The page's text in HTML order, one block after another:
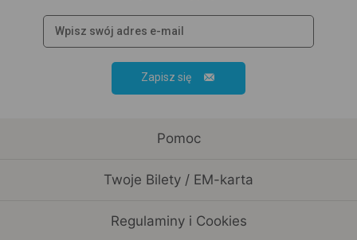
Zapisz się
Pomoc
Twoje Bilety / EM-karta
Regulaminy i Cookies